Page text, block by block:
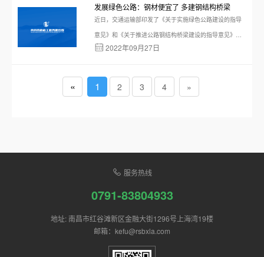
发展绿色公路：钢材便宜了 多建钢结构桥梁
近日，交通运输部印发了《关于实施绿色公路建设的指导
意见》和《关于推进公路钢结构桥梁建设的指导意见》，
明确绿色公路的发展思路和建设目标，对公路行业推广应
2022年09月27日
« 1 2 3 4 »
服务热线
0791-83804933
地址: 南昌市红谷滩新区金融大街1296号上海湾19楼
邮箱：kefu@rsbxla.com